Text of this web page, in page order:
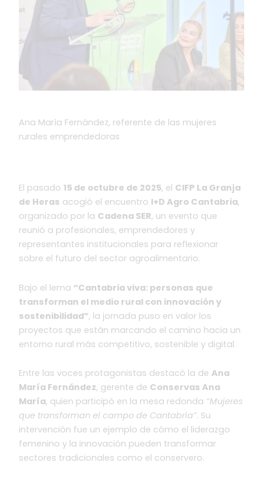
Ana María Fernández, referente de las mujeres
rurales emprendedoras
El pasado 15 de octubre de 2025, el CIFP La Granja
de Heras acogió el encuentro I+D Agro Cantabria,
organizado por la Cadena SER, un evento que
reunió a profesionales, emprendedores y
representantes institucionales para reflexionar
sobre el futuro del sector agroalimentario.
Bajo el lema “Cantabria viva: personas que
transforman el medio rural con innovación y
sostenibilidad”, la jornada puso en valor los
proyectos que están marcando el camino hacia un
entorno rural más competitivo, sostenible y digital.
Entre las voces protagonistas destacó la deAna
María Fernández, gerente de Conservas Ana
María, quien participó en la mesa redonda “Mujeres
que transforman el campo de Cantabria”. Su
intervención fue un ejemplo de cómo el liderazgo
femenino y la innovación pueden transformar
sectores tradicionales como el conservero.